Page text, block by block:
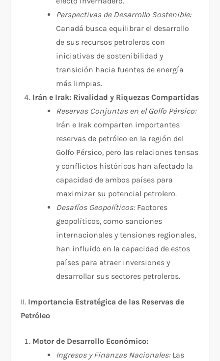
Perspectivas de Desarrollo Sostenible:
Canadá busca equilibrar el desarrollo
de sus recursos petroleros con
iniciativas de sostenibilidad y
transición hacia fuentes de energía
más limpias.
Irán e Irak: Rivalidad y Riquezas Compartidas
Reservas Conjuntas en el Golfo Pérsico:
Irán e Irak comparten importantes
reservas de petróleo en la región del
Golfo Pérsico, pero las relaciones tensas
y conflictos históricos han afectado la
capacidad de ambos países para
maximizar su potencial petrolero.
Desafíos Geopolíticos:Factores
geopolíticos, como sanciones
internacionales y tensiones regionales,
han influido en la capacidad de estos
países para atraer inversiones y
desarrollar sus sectores petroleros.
II. Importancia Estratégica de las Reservas de
Petróleo
Motor de Desarrollo Económico:
Ingresos y Finanzas Nacionales:Las